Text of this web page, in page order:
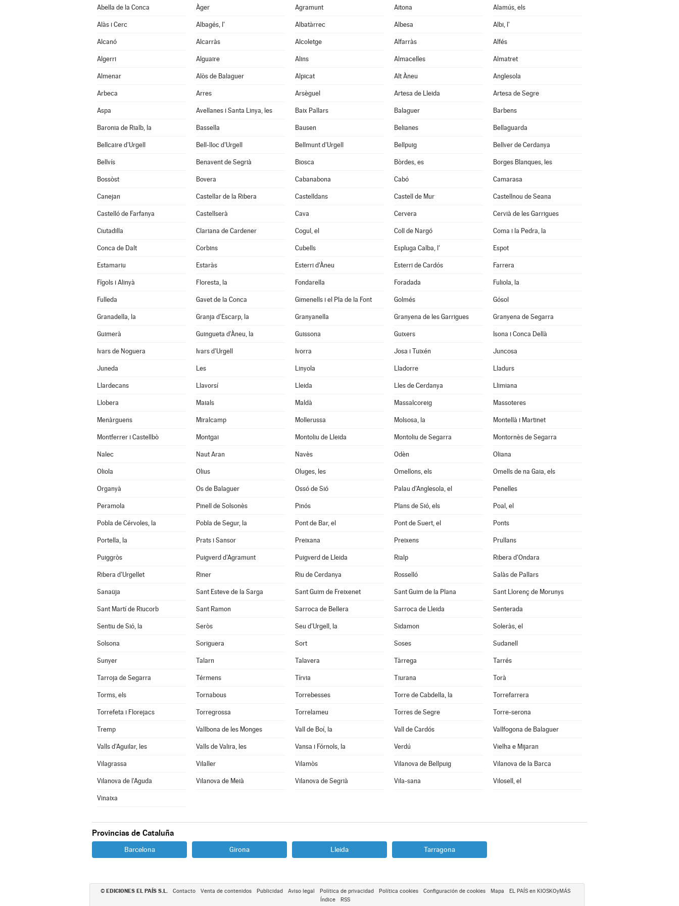
Abella de la Conca Àger Agramunt Aitona Alamús, els
Alàs i Cerc Albagés, l' Albatàrrec Albesa Albi, l'
Alcanó Alcarràs Alcoletge Alfarràs Alfés
Algerri Alguaire Alins Almacelles Almatret
Almenar Alòs de Balaguer Alpicat Alt Àneu Anglesola
Arbeca Arres Arsèguel Artesa de Lleida Artesa de Segre
Aspa Avellanes i Santa Linya, les Baix Pallars Balaguer Barbens
Baronia de Rialb, la Bassella Bausen Belianes Bellaguarda
Bellcaire d'Urgell Bell-lloc d'Urgell Bellmunt d'Urgell Bellpuig Bellver de Cerdanya
Bellvís Benavent de Segrià Biosca Bòrdes, es Borges Blanques, les
Bossòst Bovera Cabanabona Cabó Camarasa
Canejan Castellar de la Ribera Castelldans Castell de Mur Castellnou de Seana
Castelló de Farfanya Castellserà Cava Cervera Cervià de les Garrigues
Ciutadilla Clariana de Cardener Cogul, el Coll de Nargó Coma i la Pedra, la
Conca de Dalt Corbins Cubells Espluga Calba, l' Espot
Estamariu Estaràs Esterri d'Àneu Esterri de Cardós Farrera
Fígols i Alinyà Floresta, la Fondarella Foradada Fuliola, la
Fulleda Gavet de la Conca Gimenells i el Pla de la Font Golmés Gósol
Granadella, la Granja d'Escarp, la Granyanella Granyena de les Garrigues Granyena de Segarra
Guimerà Guingueta d'Àneu, la Guissona Guixers Isona i Conca Dellà
Ivars de Noguera Ivars d'Urgell Ivorra Josa i Tuixén Juncosa
Juneda Les Linyola Lladorre Lladurs
Llardecans Llavorsí Lleida Lles de Cerdanya Llimiana
Llobera Maials Maldà Massalcoreig Massoteres
Menàrguens Miralcamp Mollerussa Molsosa, la Montellà i Martinet
Montferrer i Castellbò Montgai Montoliu de Lleida Montoliu de Segarra Montornès de Segarra
Nalec Naut Aran Navès Odèn Oliana
Oliola Olius Oluges, les Omellons, els Omells de na Gaia, els
Organyà Os de Balaguer Ossó de Sió Palau d'Anglesola, el Penelles
Peramola Pinell de Solsonès Pinós Plans de Sió, els Poal, el
Pobla de Cérvoles, la Pobla de Segur, la Pont de Bar, el Pont de Suert, el Ponts
Portella, la Prats i Sansor Preixana Preixens Prullans
Puiggròs Puigverd d'Agramunt Puigverd de Lleida Rialp Ribera d'Ondara
Ribera d'Urgellet Riner Riu de Cerdanya Rosselló Salàs de Pallars
Sanaüja Sant Esteve de la Sarga Sant Guim de Freixenet Sant Guim de la Plana Sant Llorenç de Morunys
Sant Martí de Riucorb Sant Ramon Sarroca de Bellera Sarroca de Lleida Senterada
Sentiu de Sió, la Seròs Seu d'Urgell, la Sidamon Soleràs, el
Solsona Soriguera Sort Soses Sudanell
Sunyer Talarn Talavera Tàrrega Tarrés
Tarroja de Segarra Térmens Tírvia Tiurana Torà
Torms, els Tornabous Torrebesses Torre de Cabdella, la Torrefarrera
Torrefeta i Florejacs Torregrossa Torrelameu Torres de Segre Torre-serona
Tremp Vallbona de les Monges Vall de Boí, la Vall de Cardós Vallfogona de Balaguer
Valls d'Aguilar, les Valls de Valira, les Vansa i Fórnols, la Verdú Vielha e Mijaran
Vilagrassa Vilaller Vilamòs Vilanova de Bellpuig Vilanova de la Barca
Vilanova de l'Aguda Vilanova de Meià Vilanova de Segrià Vila-sana Vilosell, el
Vinaixa
Provincias de Cataluña
Barcelona Girona Lleida Tarragona
© EDICIONES EL PAÍS S.L. Contacto Venta de contenidos Publicidad Aviso legal Política de privacidad Política cookies Configuración de cookies Mapa
EL PAÍS en KIOSKOyMÁS
Índice
RSS